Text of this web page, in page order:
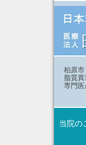
柏原
脂質
専門医
当院の